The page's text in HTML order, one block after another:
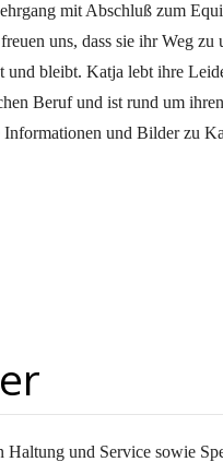
mit Abschluß zum
uns, dass sie ihr Weg zu
und bleibt. Katja lebt ihre
Beruf und ist rund um
und Bilder zu
und Service sowie